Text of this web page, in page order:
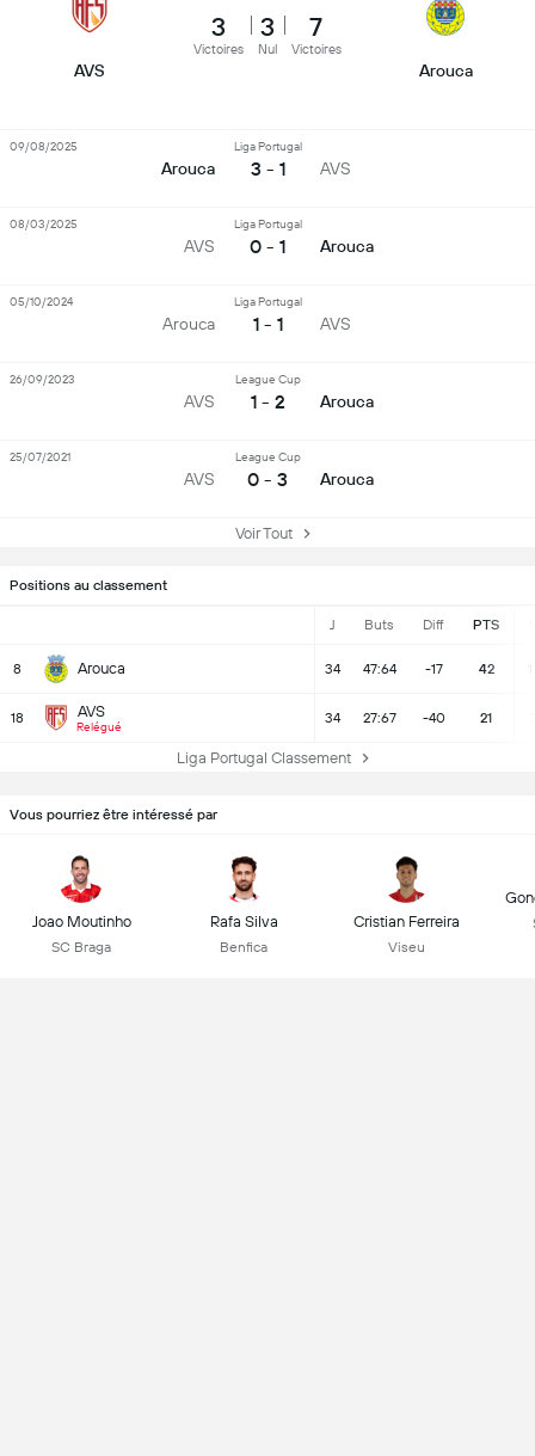
Positions au classement
J Buts Diff PTS
8 Arouca 34 47:64 -17 42
18 AVS
Relégué
34 27:67 -40 21
Liga Portugal Classement
AVS
3
Victoires
3
Nul
7
Victoires
Arouca
Arouca
Liga Portugal
3 - 1 AVS
09/08/2025
AVS
Liga Portugal
0 - 1 Arouca
08/03/2025
Arouca
Liga Portugal
1 - 1 AVS
05/10/2024
AVS
League Cup
1 - 2 Arouca
26/09/2023
AVS
League Cup
0 - 3 Arouca
25/07/2021
Voir Tout
Vous pourriez être intéressé par
Joao Moutinho
SC Braga
Rafa Silva
Benfica
Cristian Ferreira
Viseu